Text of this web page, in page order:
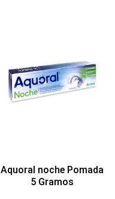
Aquoral noche Pomada
5 Gramos